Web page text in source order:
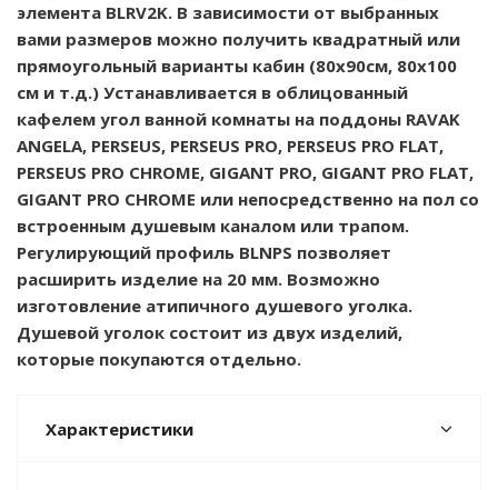
элемента BLRV2K. В зависимости от выбранных
вами размеров можно получить квадратный или
прямоугольный варианты кабин (80х90см, 80х100
см и т.д.) Устанавливается в облицованный
кафелем угол ванной комнаты на поддоны RAVAK
ANGELA, PERSEUS, PERSEUS PRO, PERSEUS PRO FLAT,
PERSEUS PRO CHROME, GIGANT PRO, GIGANT PRO FLAT,
GIGANT PRO CHROME или непосредственно на пол со
встроенным душевым каналом или трапом.
Регулирующий профиль BLNPS позволяет
расширить изделие на 20 мм. Возможно
изготовление атипичного душевого уголка.
Душевой уголок состоит из двух изделий,
которые покупаются отдельно.
Характеристики